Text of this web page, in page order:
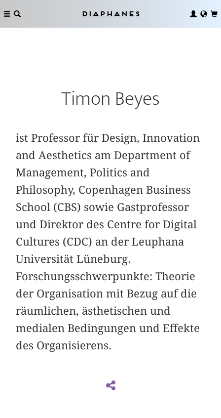
Diaphanes
Timon Beyes
ist Professor für Design, Innovation
and Aesthetics am Department of
Management, Politics and
Philosophy, Copenhagen Business
School (CBS) sowie Gastprofessor
und Direktor des Centre for Digital
Cultures (CDC) an der Leuphana
Universität Lüneburg.
Forschungsschwerpunkte: Theorie
der Organisation mit Bezug auf die
räumlichen, ästhetischen und
medialen Bedingungen und Effekte
des Organisierens.